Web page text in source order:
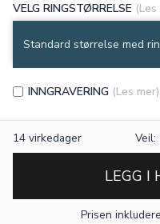
VELG RINGSTØRRELSE (Les
INNGRAVERING (Les mer)
14 virkedager Veil:
LEGG I
Prisen